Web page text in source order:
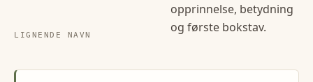
LIGNENDE NAVN
opprinnelse, betydning
og første bokstav.